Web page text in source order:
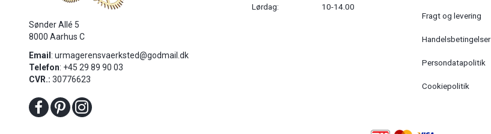
Sønder Allé 5
8000 Aarhus C
Email : urmagerensvaerksted@godmail.dk
Telefon: +45 29 89 90 03
CVR.: 30776623
Lørdag: 10-14.00
Fragt og levering
Handelsbetingelser
Persondatapolitik
Cookiepolitik